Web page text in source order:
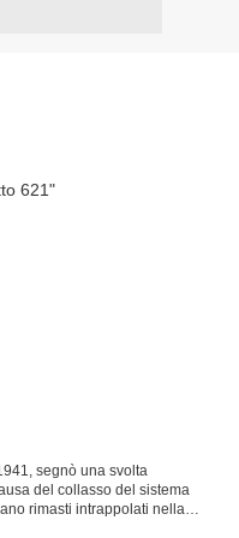
segnò una svolta
del collasso del sistema
rimasti intrappolati nella